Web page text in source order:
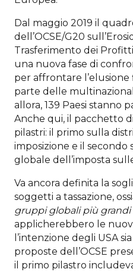
Dal maggio 2019 il
dell’OCSE/G20
Trasferimento dei
una nuova fase di
per affrontare
parte delle
allora, 139 Paesi stanno
Anche qui, il pacchetto
pilastri: il primo sulla
imposizione e il secondo
globale dell’imposta
Va ancora definita la
soggetti a tassazione,
gruppi globali più
applicherebbero le
l’intenzione degli USA
proposte dell’OCSE
il primo pilastro